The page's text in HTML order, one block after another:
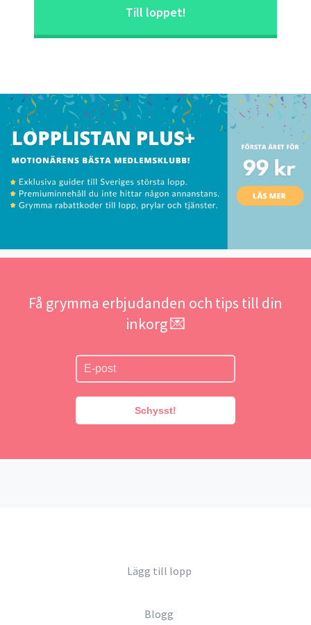
Till loppet!
Få grymma erbjudanden och tips till din
inkorg 💌
Schysst!
Lägg till lopp
Blogg